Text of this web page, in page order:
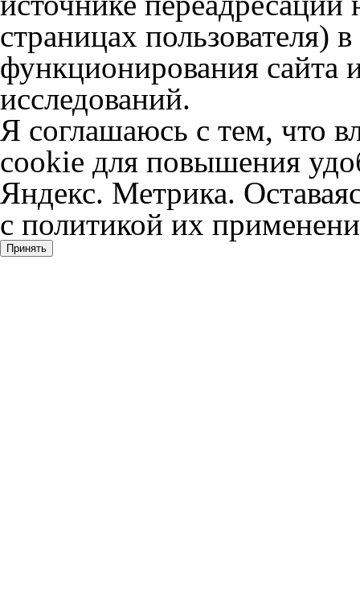
страницах пользователя)
функционирования сайта
исследований.
Я соглашаюсь с тем, что
cookie для повышения
Яндекс. Метрика.
с политикой их
Принять